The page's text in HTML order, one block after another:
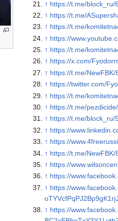
↑ https://t.me/block_ru/
↑ https://t.me/
↑ https://t.me/
↑ https://
↑ https://t.me/
↑ https://x.com/
↑ https://t.me/NewFBK/
↑ https://twitter.com/
↑ https://t.me/
↑ https://t.me/
↑ https://t.me/block_ru/
↑ https://
↑ https://
↑ https://t.me/NewFBK/
↑ https://
↑ https://
↑ https://
↑ https://